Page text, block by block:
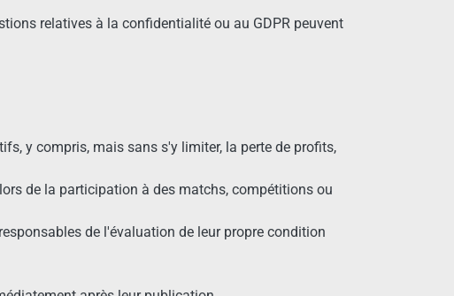
relatives à la confidentialité ou au GDPR peuvent
y compris, mais sans s'y limiter, la perte de profits,
de la participation à des matchs, compétitions ou
de l'évaluation de leur propre condition